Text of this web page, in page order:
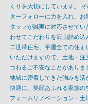
くりを大切にしています。
ターフォローに力を入れ、
タッフが誠実に対応させて
わせてこだわりを沢山詰め込
二世帯住宅、平屋全ての住
いただけますので、土地・
つわるご不安なことがありま
地域に密着してきた強みを
快適に、笑顔あふれる家族の
フォームリノベーション・